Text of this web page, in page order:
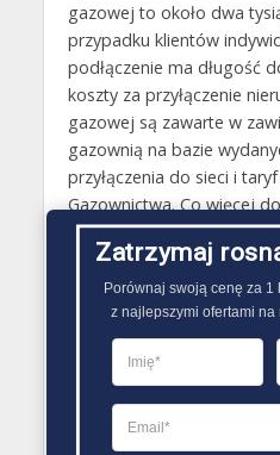
gazowej to około dwa
przypadku klientów
podłączenie ma długość
koszty za przyłączenie
gazowej są zawarte w
gazownią na bazie
przyłączenia do sieci i
Gazownictwa. Co więcej
sieci gazowej do domu
koszt wewnętrznej
Gazy techniczne
Butle gazowe
Gaz płynny Krzanowice
LPG Krzanowice
Zatrzymaj
Porównaj swoją cenę za
z najlepszymi ofertami